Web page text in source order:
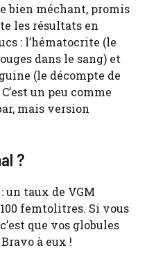
bien méchant, promis
les résultats en
: l’hématocrite (le
dans le sang) et
(le décompte de
un peu comme
mais version
?
un taux de VGM
femtolitres. Si vous
que vos globules
à eux !